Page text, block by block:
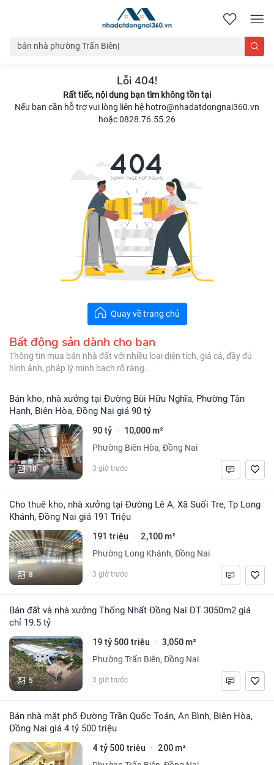
nhadatdongnai360.vn
Lỗi 404!
Rất tiếc, nội dung bạn tìm không tồn tại
Nếu bạn cần hỗ trợ vui lòng liên hệ hotro@nhadatdongnai360.vn
hoặc 0828.76.55.26
Quay về trang chủ
Bất động sản dành cho bạn
Thông tin mua bán nhà đất với nhiều loại diện tích, giá cả, đầy đủ
hình ảnh, pháp lý minh bạch rõ ràng.
Bán kho, nhà xưởng tại Đường Bùi Hữu Nghĩa, Phường Tân
Hạnh, Biên Hòa, Đồng Nai giá 90 tỷ
10
90 tỷ · 10,000 m²
Phường Biên Hòa, Đồng Nai
3 giờ trước
Cho thuê kho, nhà xưởng tại Đường Lê A, Xã Suối Tre, Tp Long
Khánh, Đồng Nai giá 191 Triệu
8
191 triệu · 2,100 m²
Phường Long Khánh, Đồng Nai
3 giờ trước
Bán đất và nhà xưởng Thống Nhất Đồng Nai DT 3050m2 giá
chỉ 19.5 tỷ
5
19 tỷ 500 triệu · 3,050 m²
Phường Trấn Biên, Đồng Nai
3 giờ trước
Bán nhà mặt phố Đường Trần Quốc Toản, An Bình, Biên Hòa,
Đồng Nai giá 4 tỷ 500 triệu
4 tỷ 500 triệu · 200 m²